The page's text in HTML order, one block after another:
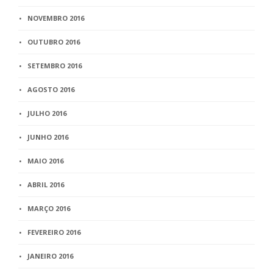
NOVEMBRO 2016
OUTUBRO 2016
SETEMBRO 2016
AGOSTO 2016
JULHO 2016
JUNHO 2016
MAIO 2016
ABRIL 2016
MARÇO 2016
FEVEREIRO 2016
JANEIRO 2016